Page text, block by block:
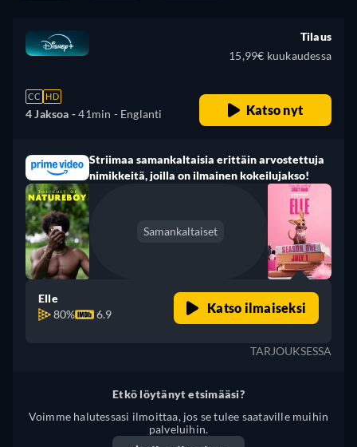
CC HD
4 Jaksoa -41min - Englanti
Tilaus
15,99€ kuukaudessa
Katso nyt
Striimaa samankaltaisia erittäin arvostettuja
nimikkeitä, joilla on ilmainen kokeilujakso!
Samankaltaiset
Elle
80%
6.9 Katso ilmaiseksi
TARJOUKSESSA
Etkö löytänyt etsimääsi?
Voimme halutessasi ilmoittaa, jos se tulee saataville muihin
palveluihin.